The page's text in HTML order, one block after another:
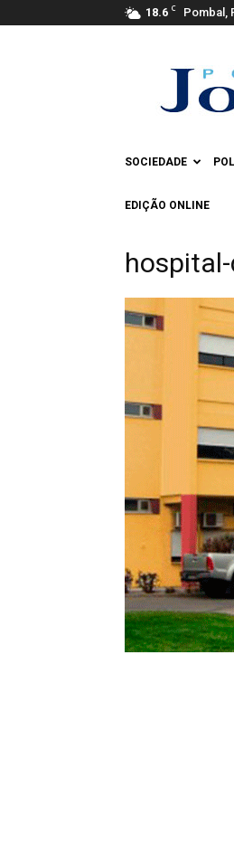
18.6 C Pombal,
Jornal
SOCIEDADE
EDIÇÃO ONLINE